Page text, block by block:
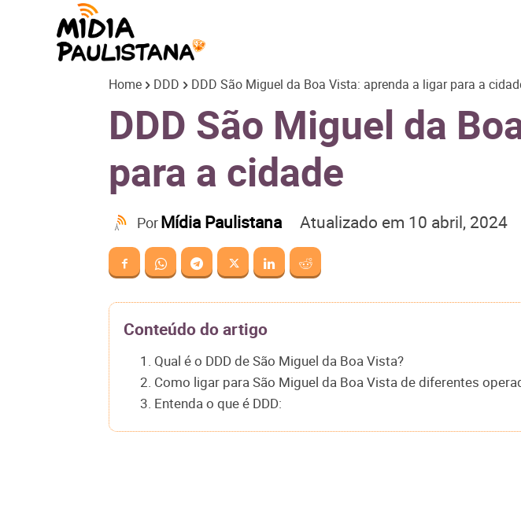
Paulistana
Home DDD DDD São Miguel da Boa Vista: aprenda a ligar para a
DDD São Miguel da
para a cidade
PorMídia Paulistana Atualizado em 10 abril, 2024
Conteúdo do artigo
1. Qual é o DDD de São Miguel da Boa Vista?
2. Como ligar para São Miguel da Boa Vista de diferentes
3. Entenda o que é DDD: